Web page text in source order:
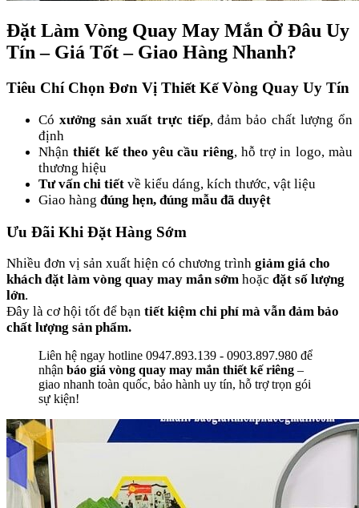
Đặt Làm Vòng Quay May Mắn Ở Đâu Uy
Tín – Giá Tốt – Giao Hàng Nhanh?
Tiêu Chí Chọn Đơn Vị Thiết Kế Vòng Quay Uy Tín
Có xưởng sản xuất trực tiếp, đảm bảo chất lượng ổn
định
Nhậnthiết kế theo yêu cầu riêng, hỗ trợ in logo, màu
thương hiệu
Tư vấn chi tiết về kiểu dáng, kích thước, vật liệu
Giao hàng đúng hẹn, đúng mẫu đã duyệt
Ưu Đãi Khi Đặt Hàng Sớm
Nhiều đơn vị sản xuất hiện có chương trình giảm giá cho
khách đặt làm vòng quay may mắn sớm hoặc đặt số lượng
lớn.
Đây là cơ hội tốt để bạn tiết kiệm chi phí mà vẫn đảm bảo
chất lượng sản phẩm.
Liên hệ ngay hotline 0947.893.139 - 0903.897.980 để
nhận báo giá vòng quay may mắn thiết kế riêng –
giao nhanh toàn quốc, bảo hành uy tín, hỗ trợ trọn gói
sự kiện!